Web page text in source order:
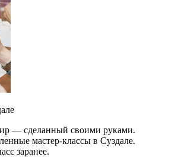
— сделанный своими руками.
мастер-классы в Суздале.
заранее.